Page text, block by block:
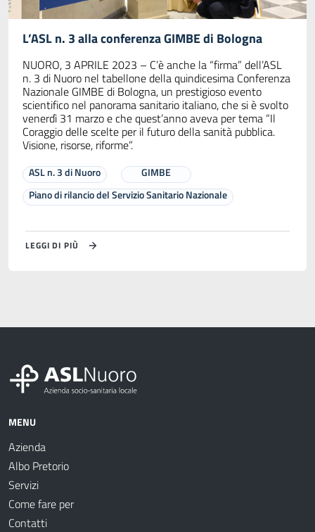
L’ASL n. 3 alla conferenza GIMBE di Bologna
NUORO, 3 APRILE 2023 – C’è anche la “firma” dell’ASL
n. 3 di Nuoro nel tabellone della quindicesima Conferenza
Nazionale GIMBE di Bologna, un prestigioso evento
scientifico nel panorama sanitario italiano, che si è svolto
venerdì 31 marzo e che quest’anno aveva per tema “Il
Coraggio delle scelte per il futuro della sanità pubblica.
Visione, risorse, riforme”.
ASL n. 3 di Nuoro
GIMBE
Piano di rilancio del Servizio Sanitario Nazionale
LEGGI DI PIÙ
MENU
Azienda
Albo Pretorio
Servizi
Come fare per
Contatti